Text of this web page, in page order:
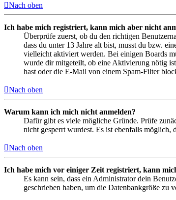
Nach oben
Ich habe mich registriert, kann mich aber nicht
Überprüfe zuerst, ob du den richtigen
dass du unter 13 Jahre alt bist, musst du bzw.
vielleicht aktiviert werden. Bei einigen Boards
wurde dir mitgeteilt, ob eine Aktivierung nötig
hast oder die E-Mail von einem Spam-Filter
Nach oben
Warum kann ich mich nicht anmelden?
Dafür gibt es viele mögliche Gründe. Prüfe
nicht gesperrt wurdest. Es ist ebenfalls
Nach oben
Ich habe mich vor einiger Zeit registriert, kann
Es kann sein, dass ein Administrator dein
geschrieben haben, um die Datenbankgröße